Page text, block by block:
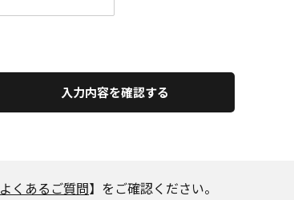
入力内容を確認する
よくあるご質問】をご確認ください。